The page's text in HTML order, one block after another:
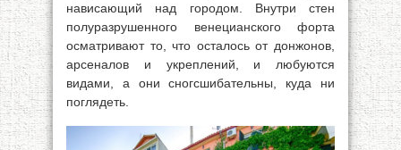
нависающий над городом. Внутри стен
полуразрушенного венецианского форта
осматривают то, что осталось от донжонов,
арсеналов и укреплений, и любуются
видами, а они сногсшибательны, куда ни
поглядеть.